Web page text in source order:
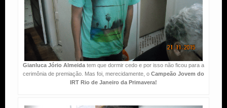
Gianluca Jório Almeidatem que dormir cedo e por isso não ficou para a
cerimônia de premiação. Mas foi, merecidamente, o Campeão Jovem do
IRT Rio de Janeiro da Primavera!